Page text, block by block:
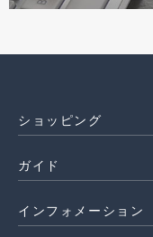
ショッピング
ガイド
インフォメーション